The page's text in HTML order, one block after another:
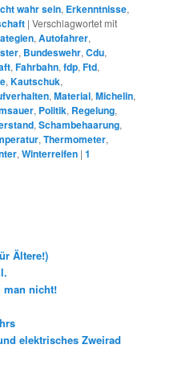
wahr sein, Erkenntnisse,
|Verschlagwortet mit
,Autofahrer,
, Bundeswehr,Cdu,
,Fahrbahn,fdp,Ftd,
,Kautschuk,
,Material,Michelin,
, Politik, Regelung,
,Schambehaarung,
,Thermometer,
,Winterreifen |1
Ältere!)
man nicht!
elektrisches Zweirad